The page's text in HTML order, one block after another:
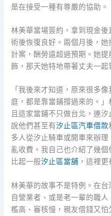
是在接受一種有尊嚴的協助。
林美華當場簽約，拿到現金後
術後恢復良好。兩個月後，
計案，酬勞遠超過預期。她
飾，那天她特地帶著丈夫一起
「我後來才知道，原來很多
庭，都是靠當鋪撐過來的。
且這家當鋪不只做台北，連
說他們甚至有汐止區汽車借款
多人從汐止騎車或開車來辦
亂收費。我自己也介紹了幾
比起一般汐止區當舖 ，這裡更
林美華的故事不是特例。在台
自營業者、或是老一輩的職
檻高、審核慢，親友借錢又